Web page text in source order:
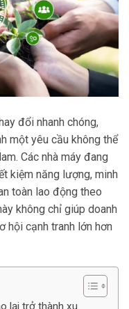
đổi nhanh chóng,
một yêu cầu không thể
Các nhà máy đang
kiệm năng lượng, minh
toàn lao động theo
không chỉ giúp doanh
hội cạnh tranh lớn hơn